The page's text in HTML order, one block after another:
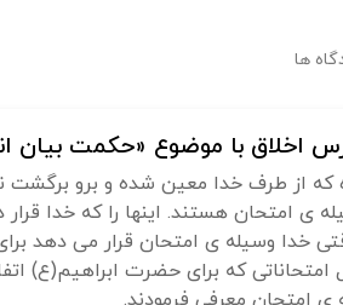
ها
اخلاق با موضوع «حکمت بیان
که از طرف خدا معین شده و برو برگشت
ی امتحان هستند. اینها را که خدا
خدا وسیله ی امتحان قرار می دهد
که برای حضرت ابراهیم(ع)